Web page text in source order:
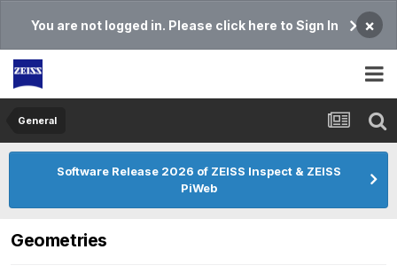
You are not logged in. Please click here to Sign In ×
General
Software Release 2026 of ZEISS Inspect & ZEISS
PiWeb
Geometries